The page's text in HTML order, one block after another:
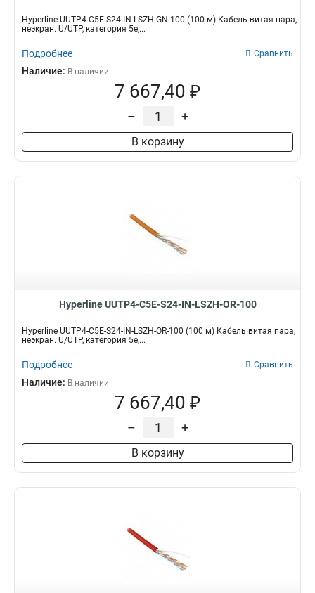
Hyperline UUTP4-C5E-S24-IN-LSZH-GN-100 (100 м) Кабель витая пара,
неэкран. U/UTP, категория 5e,...
Подробнее Сравнить
Наличие: В наличии
7 667,40 ₽
– +
В корзину
Hyperline UUTP4-C5E-S24-IN-LSZH-OR-100
Hyperline UUTP4-C5E-S24-IN-LSZH-OR-100 (100 м) Кабель витая пара,
неэкран. U/UTP, категория 5e,...
Подробнее Сравнить
Наличие: В наличии
7 667,40 ₽
– +
В корзину